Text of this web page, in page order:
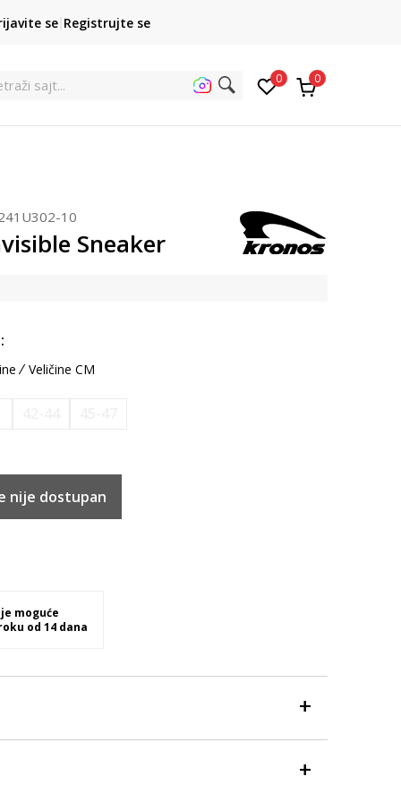
POZOVITE NAS
011 422 1422
se Registrujte se
sajt... 0 0
10
Sneaker
Veličine CM
nije dostupan
moguće
od 14 dana